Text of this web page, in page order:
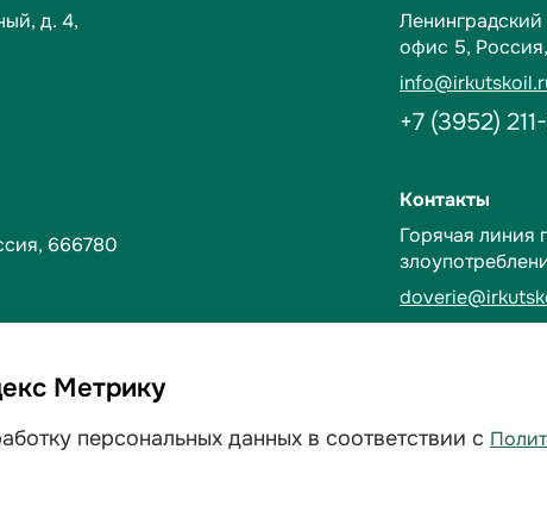
д. 4,
Ленинградский
офис 5,
+7 (3952)
666780
Контакты
Горячая линия
Метрику
персональных данных в соответствии с